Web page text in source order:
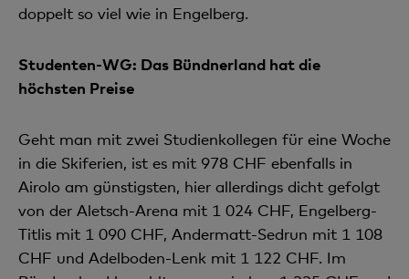
doppelt so viel wie in Engelberg.
Studenten-WG: Das Bündnerland hat die
höchsten Preise
Geht man mit zwei Studienkollegen für eine Woche
in die Skiferien, ist es mit 978 CHF ebenfalls in
Airolo am günstigsten, hier allerdings dicht gefolgt
von der Aletsch-Arena mit 1 024 CHF, Engelberg-
Titlis mit 1 090 CHF, Andermatt-Sedrun mit 1 108
CHF und Adelboden-Lenk mit 1 122 CHF. Im